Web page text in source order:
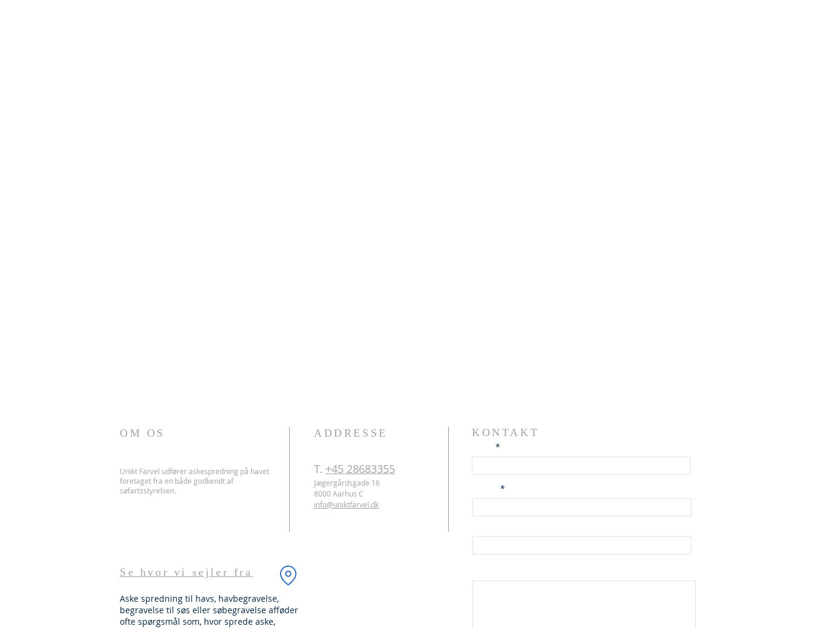
OM OS
Unikt Farvel udfører askespredning på havet
foretaget fra en både godkendt af
søfartsstyrelsen.
ADDRESSE
T. +45 28683355
Jægergårdsgade 16
8000 Aarhus C
info@uniktfarvel.dk
Se hvor vi sejler fra
Aske spredning til havs, havbegravelse,
begravelse til søs eller søbegravelse afføder
ofte spørgsmål som, hvor sprede aske,
KONTAKT